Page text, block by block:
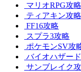
マリオRPG攻略
ティアキン攻略
FF16攻略
スプラ3攻略
ポケモンSV攻
バイオハザー
サンブレイク